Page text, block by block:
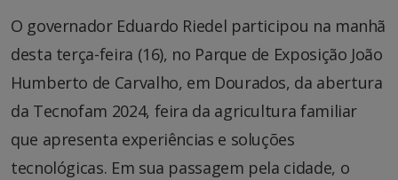
O governador Eduardo Riedel participou na manhã
desta terça-feira (16), no Parque de Exposição João
Humberto de Carvalho, em Dourados, da abertura
da Tecnofam 2024, feira da agricultura familiar
que apresenta experiências e soluções
tecnológicas. Em sua passagem pela cidade, o